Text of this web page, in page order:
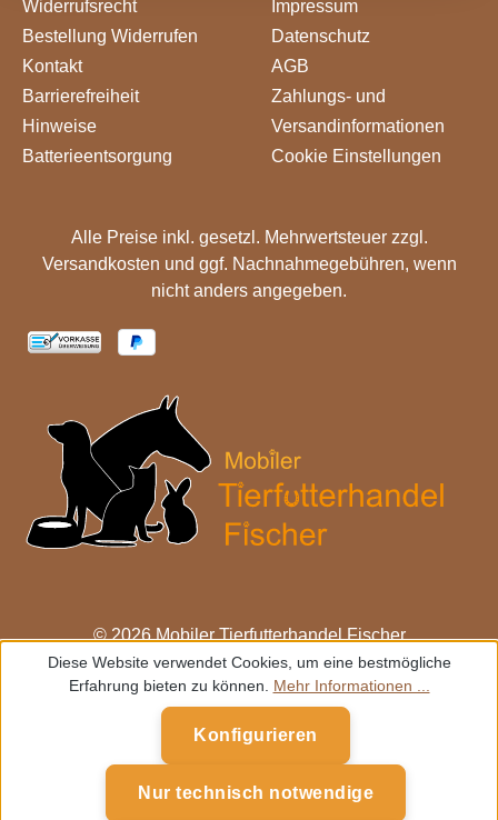
Widerrufsrecht
Bestellung Widerrufen
Kontakt
Barrierefreiheit
Hinweise
Batterieentsorgung
Impressum
Datenschutz
AGB
Zahlungs- und
Versandinformationen
Cookie Einstellungen
Alle Preise inkl. gesetzl. Mehrwertsteuer zzgl.
Versandkosten und ggf. Nachnahmegebühren, wenn
nicht anders angegeben.
© 2026 Mobiler Tierfutterhandel Fischer
Diese Website verwendet Cookies, um eine bestmögliche
Erfahrung bieten zu können. Mehr Informationen ...
Nur technisch notwendige
Konfigurieren